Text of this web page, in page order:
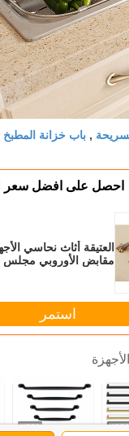
, باب خزانة
احصل على افضل سعر
العتيقة أثاث نحاسي
مقابض الأوروبي مجلس
استمر